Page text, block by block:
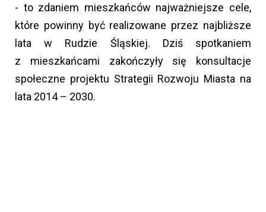
- to zdaniem mieszkańców najważniejsze cele,
które powinny być realizowane przez najbliższe
lata w Rudzie Śląskiej. Dziś spotkaniem
z mieszkańcami zakończyły się konsultacje
społeczne projektu Strategii Rozwoju Miasta na
lata 2014 – 2030.